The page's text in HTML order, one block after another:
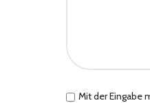
Mit der Eingabe